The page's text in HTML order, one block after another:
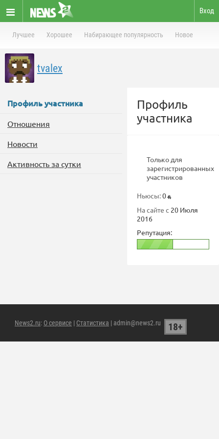
Вход
Лучшее Хорошее Набирающее популярность Новое
tvalex
Профиль участника
Отношения
Новости
Активность за сутки
Профиль
участника
Только для
зарегистрированных
участников
Ньюсы:0
На сайте с 20 Июля
2016
Репутация:
News2.ru: О сервисе | Статистика | admin@news2.ru 18+